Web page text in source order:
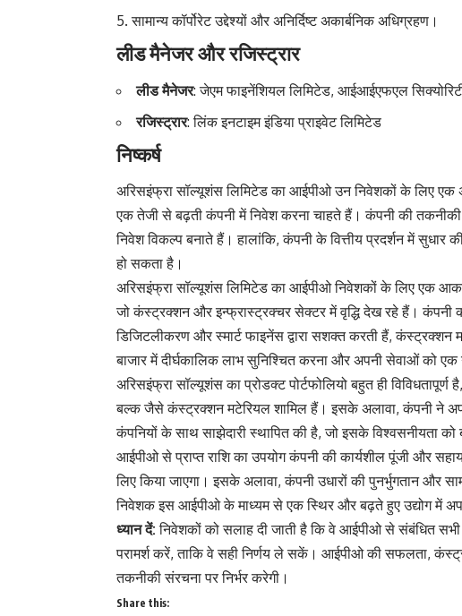
सामान्य कॉर्पोरेट उद्देश्यों और अनिर्दिष्ट अकार्बनिक अधिग्रहण।
लीड मैनेजर और रजिस्ट्रार
लीड मैनेजर: जेएम फाइनेंशियल लिमिटेड, आईआईएफएल
रजिस्ट्रार: लिंक इनटाइम इंडिया प्राइवेट लिमिटेड
निष्कर्ष
अरिसइंफ्रा सॉल्यूशंस लिमिटेड का आईपीओ उन निवेशकों के लिए एक
एक तेजी से बढ़ती कंपनी में निवेश करना चाहते हैं। कंपनी की
निवेश विकल्प बनाते हैं। हालांकि, कंपनी के वित्तीय प्रदर्शन में सुधार
हो सकता है।
अरिसइंफ्रा सॉल्यूशंस लिमिटेड का आईपीओ निवेशकों के लिए एक
जो कंस्ट्रक्शन और इन्फ्रास्ट्रक्चर सेक्टर में वृद्धि देख रहे हैं। कंपनी
डिजिटलीकरण और स्मार्ट फाइनेंस द्वारा सशक्त करती हैं, कंस्ट्रक्शन
बाजार में दीर्घकालिक लाभ सुनिश्चित करना और अपनी सेवाओं को
अरिसइंफ्रा सॉल्यूशंस का प्रोडक्ट पोर्टफोलियो बहुत ही
बल्क जैसे कंस्ट्रक्शन मटेरियल शामिल हैं। इसके अलावा, कंपनी ने
कंपनियों के साथ साझेदारी स्थापित की है, जो इसके विश्वसनीयता को
आईपीओ से प्राप्त राशि का उपयोग कंपनी की कार्यशील पूंजी और
लिए किया जाएगा। इसके अलावा, कंपनी उधारों की पुनर्भुगतान और
निवेशक इस आईपीओ के माध्यम से एक स्थिर और बढ़ते हुए उद्योग में
ध्यान दें: निवेशकों को सलाह दी जाती है कि वे आईपीओ से संबंधित
परामर्श करें, ताकि वे सही निर्णय ले सकें। आईपीओ की सफलता,
तकनीकी संरचना पर निर्भर करेगी।
Share this: